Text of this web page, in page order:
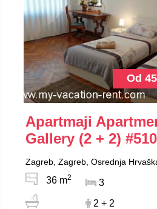
Od
Apartmaji
Gallery (2 + 2)
Zagreb, Zagreb, Osrednja
36 m2
3
2 + 2